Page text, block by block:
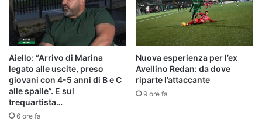
Aiello: “Arrivo di Marina
legato alle uscite, preso
giovani con 4-5 anni di B e C
alle spalle”. E sul
trequartista…
6 ore fa
Nuova esperienza per l’ex
Avellino Redan: da dove
riparte l’attaccante
9 ore fa